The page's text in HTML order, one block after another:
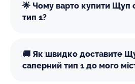
🌟 Чому варто купити Щуп
тип 1?
🚚 Як швидко доставите
саперний тип 1 до мого